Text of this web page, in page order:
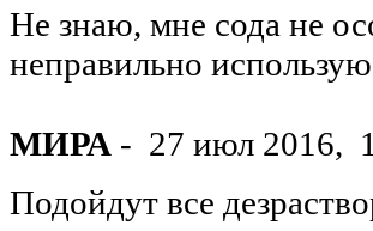
Не знаю, мне сода не
неправильно
МИРА - 27 июл 2016,
Подойдут все